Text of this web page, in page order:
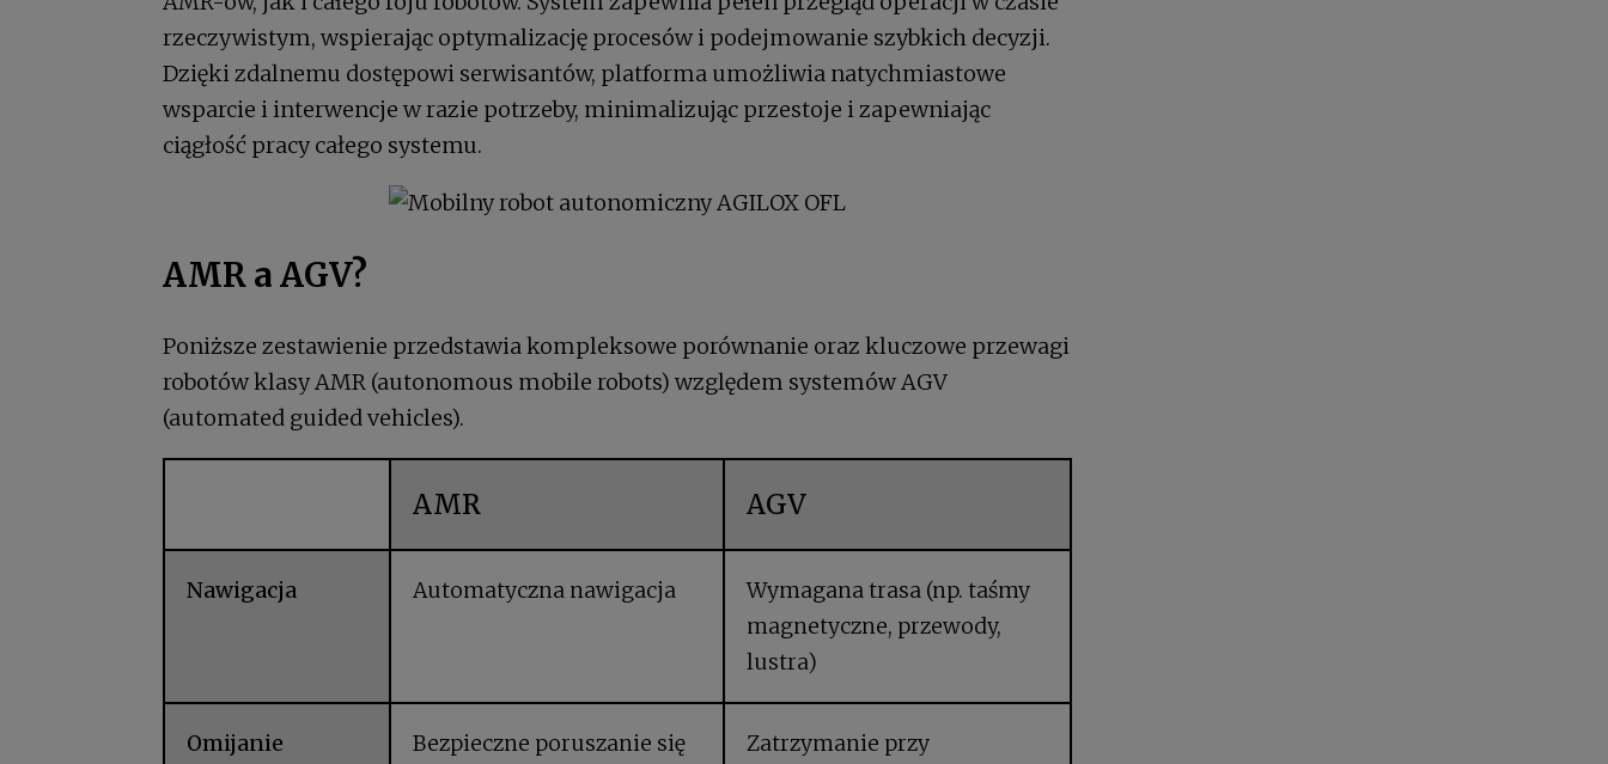
rzeczywistym, wspierając optymalizację procesów i podejmowanie szybkich decyzji.
Dzięki zdalnemu dostępowi serwisantów, platforma umożliwia natychmiastowe
wsparcie i interwencje w razie potrzeby, minimalizując przestoje i zapewniając
ciągłość pracy całego systemu.
AMR a AGV?
Poniższe zestawienie przedstawia kompleksowe porównanie oraz kluczowe przewagi
robotów klasy AMR (autonomous mobile robots) względem systemów AGV
(automated guided vehicles).
AMR AGV
Nawigacja Automatyczna nawigacja
Wymagana trasa (np. taśmy
magnetyczne, przewody,
lustra)
Omijanie
Bezpieczne poruszanie się
Zatrzymanie przy